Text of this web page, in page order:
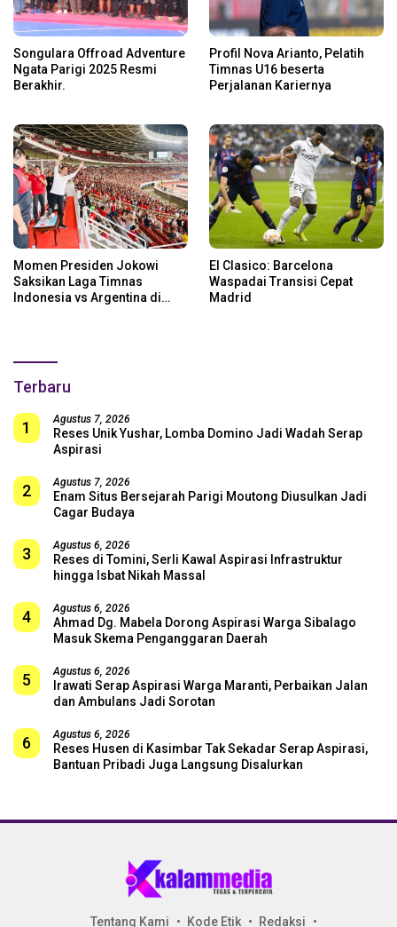
Songulara Offroad Adventure
Ngata Parigi 2025 Resmi
Berakhir.
Profil Nova Arianto, Pelatih
Timnas U16 beserta
Perjalanan Kariernya
Momen Presiden Jokowi
Saksikan Laga Timnas
Indonesia vs Argentina di
El Clasico: Barcelona
Waspadai Transisi Cepat
Madrid
Terbaru
1 Agustus 7, 2026
Reses Unik Yushar, Lomba Domino Jadi Wadah Serap
Aspirasi
2 Agustus 7, 2026
Enam Situs Bersejarah Parigi Moutong Diusulkan Jadi
Cagar Budaya
3 Agustus 6, 2026
Reses di Tomini, Serli Kawal Aspirasi Infrastruktur
hingga Isbat Nikah Massal
4 Agustus 6, 2026
Ahmad Dg. Mabela Dorong Aspirasi Warga Sibalago
Masuk Skema Penganggaran Daerah
5 Agustus 6, 2026
Irawati Serap Aspirasi Warga Maranti, Perbaikan Jalan
dan Ambulans Jadi Sorotan
6 Agustus 6, 2026
Reses Husen di Kasimbar Tak Sekadar Serap Aspirasi,
Bantuan Pribadi Juga Langsung Disalurkan
Tentang Kami Kode Etik Redaksi